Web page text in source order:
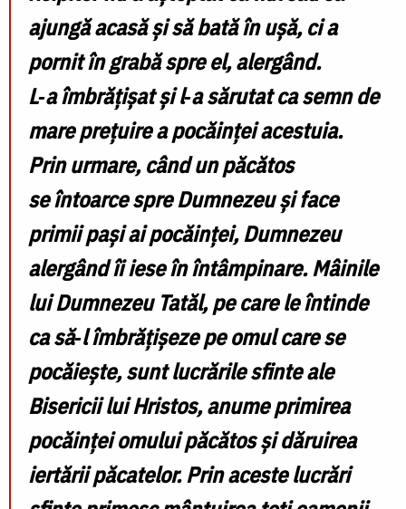
ajungă acasă și să bată în ușă, ci a
pornit în grabă spre el, alergând.
L‑aîmbrățișatși l‑a sărutat ca semn de
mare prețuire a pocăinței acestuia.
Prin urmare, când un păcătos
seîntoarce spre Dumnezeuși face
primii pași ai pocăinței, Dumnezeu
alergândîi ieseînîntâmpinare. Mâinile
lui Dumnezeu Tatăl, pe care leîntinde
ca să‑lîmbrățișeze pe omul care se
pocăiește, sunt lucrările sfinte ale
Bisericii lui Hristos, anume primirea
pocăinței omului păcătos și dăruirea
iertării păcatelor. Prin aceste lucrări